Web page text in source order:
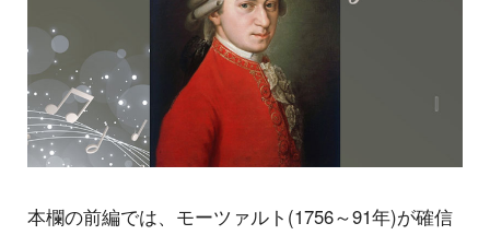
本欄の前編では、モーツァルト(1756～91年)が確信